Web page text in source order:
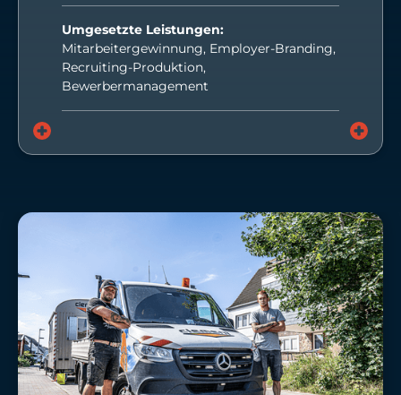
Umgesetzte Leistungen:
Mitarbeitergewinnung, Employer-Branding,
Recruiting-Produktion,
Bewerbermanagement